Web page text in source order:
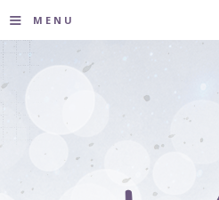
≡ MENU